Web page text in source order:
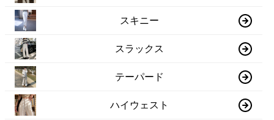
スキニー
スラックス
テーパード
ハイウェスト